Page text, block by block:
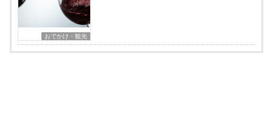
おでかけ・観光